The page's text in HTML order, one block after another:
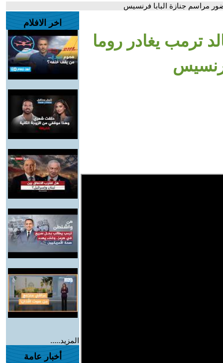
مراسم جنازة البابا فرنسيس
ترمب يغادر روما
اخر الافلام
المزيد.....
أخبار عامة